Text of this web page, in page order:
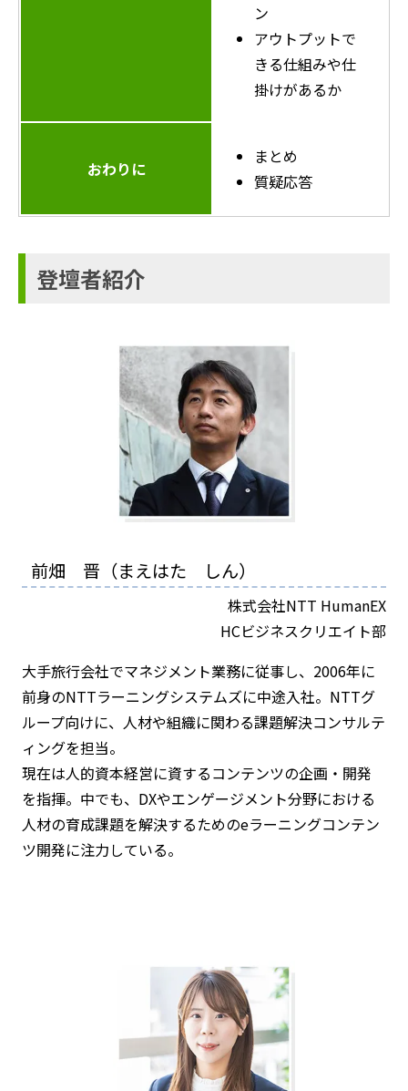
ン
アウトプットで
きる仕組みや仕
掛けがあるか
おわりに
まとめ
質疑応答
登壇者紹介
前畑 晋（まえはた しん）
株式会社NTT HumanEX
HCビジネスクリエイト部
大手旅行会社でマネジメント業務に従事し、2006年に
前身のNTTラーニングシステムズに中途入社。NTTグ
ループ向けに、人材や組織に関わる課題解決コンサルテ
ィングを担当。
現在は人的資本経営に資するコンテンツの企画・開発
を指揮。中でも、DXやエンゲージメント分野における
人材の育成課題を解決するためのeラーニングコンテン
ツ開発に注力している。